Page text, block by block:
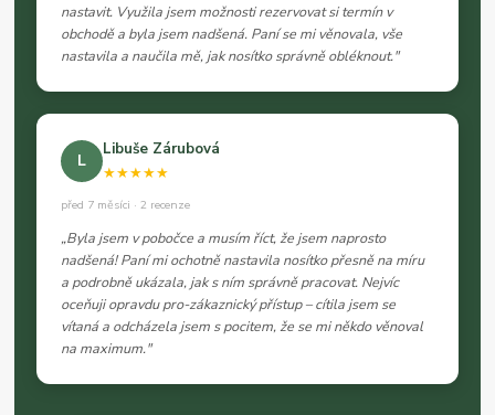
nastavit. Využila jsem možnosti rezervovat si termín v
obchodě a byla jsem nadšená. Paní se mi věnovala, vše
nastavila a naučila mě, jak nosítko správně obléknout."
L
Libuše Zárubová
★★★★★
před 7 měsíci · 2 recenze
„Byla jsem v pobočce a musím říct, že jsem naprosto
nadšená! Paní mi ochotně nastavila nosítko přesně na míru
a podrobně ukázala, jak s ním správně pracovat. Nejvíc
oceňuji opravdu pro-zákaznický přístup – cítila jsem se
vítaná a odcházela jsem s pocitem, že se mi někdo věnoval
na maximum."